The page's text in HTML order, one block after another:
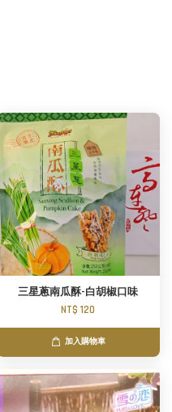
三星蔥南瓜酥-白胡椒口味
NT$ 120
加入購物車